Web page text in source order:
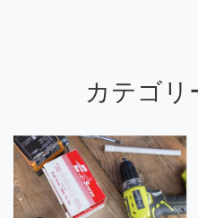
カテゴリ